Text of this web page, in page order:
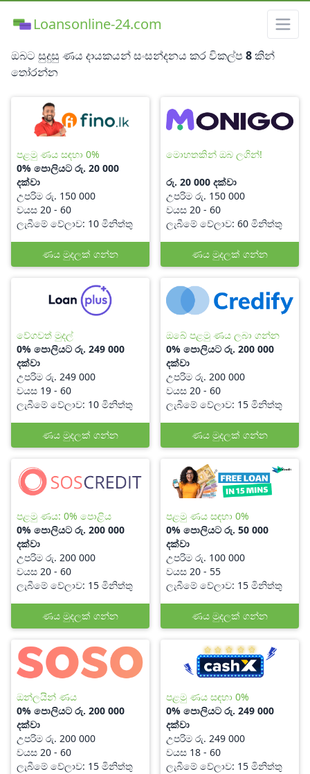
Loansonline-24.com
ඔබට සුදුසු ණය දායකයන් සංසන්දනය කර විකල්ප8කින්
තෝරන්න
පළමු ණය සඳහා 0%
0% පොලියට රු. 20 000
දක්වා
උපරිම රු. 150 000
වයස 20 - 60
ලැබීමේ වේලාව: 10 මිනිත්තු
ණය මුදලක් ගන්න
මොහතකින් ඔබ ලගින්!
රු. 20 000 දක්වා
උපරිම රු. 150 000
වයස 20 - 60
ලැබීමේ වේලාව: 60 මිනිත්තු
ණය මුදලක් ගන්න
වේගවත් මුදල්
0% පොලියට රු. 249 000
දක්වා
උපරිම රු. 249 000
වයස 19 - 60
ලැබීමේ වේලාව: 10 මිනිත්තු
ණය මුදලක් ගන්න
ඔබේ පළමු ණය ලබා ගන්න
0% පොලියට රු. 200 000
දක්වා
උපරිම රු. 200 000
වයස 20 - 60
ලැබීමේ වේලාව: 15 මිනිත්තු
ණය මුදලක් ගන්න
පළමු ණය: 0% පොළිය
0% පොලියට රු. 200 000
දක්වා
උපරිම රු. 200 000
වයස 20 - 60
ලැබීමේ වේලාව: 15 මිනිත්තු
ණය මුදලක් ගන්න
පළමු ණය සඳහා 0%
0% පොලියට රු. 50 000
දක්වා
උපරිම රු. 100 000
වයස 20 - 55
ලැබීමේ වේලාව: 15 මිනිත්තු
ණය මුදලක් ගන්න
ඔන්ලයින් ණය
0% පොලියට රු. 200 000
දක්වා
උපරිම රු. 200 000
වයස 20 - 60
ලැබීමේ වේලාව: 15 මිනිත්තු
පළමු ණය සඳහා 0%
0% පොලියට රු. 249 000
දක්වා
උපරිම රු. 249 000
වයස 18 - 60
ලැබීමේ වේලාව: 15 මිනිත්තු